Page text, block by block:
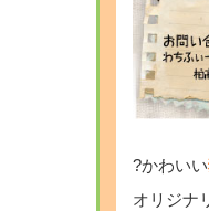
?かわいい
オリジナ